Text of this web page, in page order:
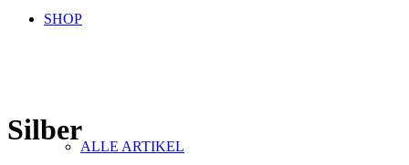
SHOP
ALLE ARTIKEL
Silber